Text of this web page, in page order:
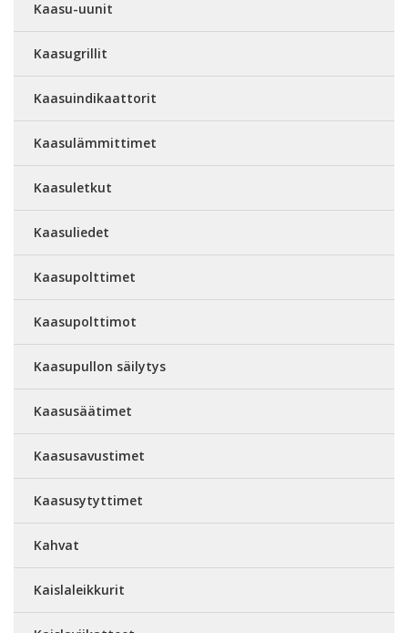
Kaasu-uunit
Kaasugrillit
Kaasuindikaattorit
Kaasulämmittimet
Kaasuletkut
Kaasuliedet
Kaasupolttimet
Kaasupolttimot
Kaasupullon säilytys
Kaasusäätimet
Kaasusavustimet
Kaasusytyttimet
Kahvat
Kaislaleikkurit